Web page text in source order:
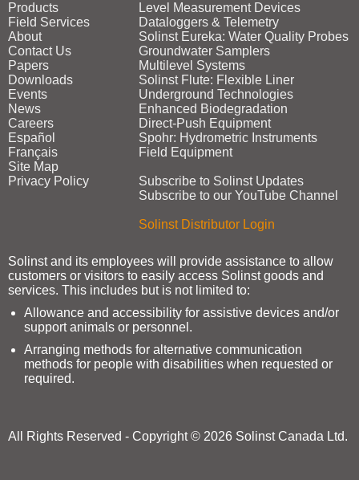
Products
Field Services
About
Contact Us
Papers
Downloads
Events
News
Careers
Español
Français
Site Map
Privacy Policy
Level Measurement Devices
Dataloggers & Telemetry
Solinst Eureka: Water Quality Probes
Groundwater Samplers
Multilevel Systems
Solinst Flute: Flexible Liner
Underground Technologies
Enhanced Biodegradation
Direct‑Push Equipment
Spohr: Hydrometric Instruments
Field Equipment
Subscribe to Solinst Updates
Subscribe to our YouTube Channel
Solinst Distributor Login
Solinst and its employees will provide assistance to allow
customers or visitors to easily access Solinst goods and
services. This includes but is not limited to:
Allowance and accessibility for assistive devices and/or
support animals or personnel.
Arranging methods for alternative communication
methods for people with disabilities when requested or
required.
All Rights Reserved - Copyright © 2026 Solinst Canada Ltd.